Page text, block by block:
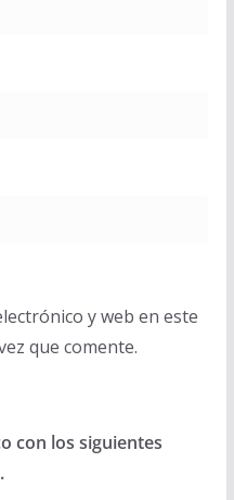
y web en este
que comente.
con los siguientes